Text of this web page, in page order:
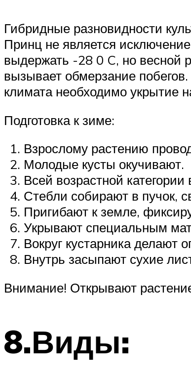
Гибридные разновидности
Принц не является
выдержать -28 0 C, но весной
вызывает обмерзание
климата необходимо укрытие
Подготовка к зиме:
Взрослому растению
Молодые кусты окучивают.
Всей возрастной
Стебли собирают в пучок,
Пригибают к земле,
Укрывают специальным
Вокруг кустарника делают
Внутрь засыпают сухие
Внимание! Открывают
8.Виды: